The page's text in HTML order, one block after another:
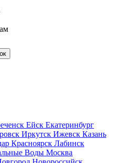
Ейск Екатеринбург
Иркутск Ижевск Казань
Красноярск Лабинск
Воды Москва